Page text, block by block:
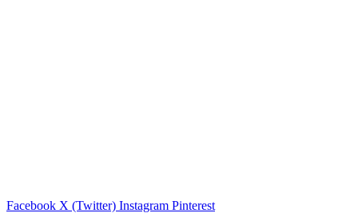
Facebook X (Twitter) Instagram Pinterest